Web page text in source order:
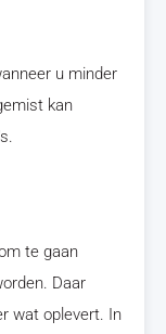
u minder
kan
te gaan
Daar
wat oplevert. In